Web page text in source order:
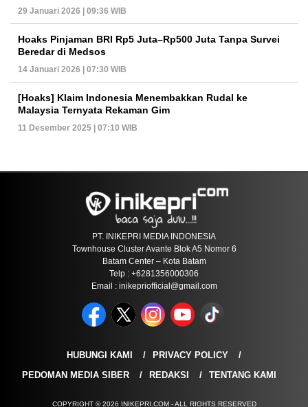
29 Januari 2026 | 09:36 WIB
Hoaks Pinjaman BRI Rp5 Juta–Rp500 Juta Tanpa Survei
Beredar di Medsos
14 Januari 2026 | 07:30 WIB
[Hoaks] Klaim Indonesia Menembakkan Rudal ke
Malaysia Ternyata Rekaman Gim
11 Desember 2025 | 07:10 WIB
PT. INIKEPRI MEDIA INDONESIA
Townhouse Cluster Avante Blok A5 Nomor 6
Batam Center – Kota Batam
Telp : +6281356000306
Email : inikepriofficial@gmail.com
HUBUNGI KAMI
PRIVACY POLICY
PEDOMAN MEDIA SIBER
REDAKSI TENTANG KAMI
COPYRIGHT © 2026 INIKEPRI.COM - ALL RIGHTS RESERVED